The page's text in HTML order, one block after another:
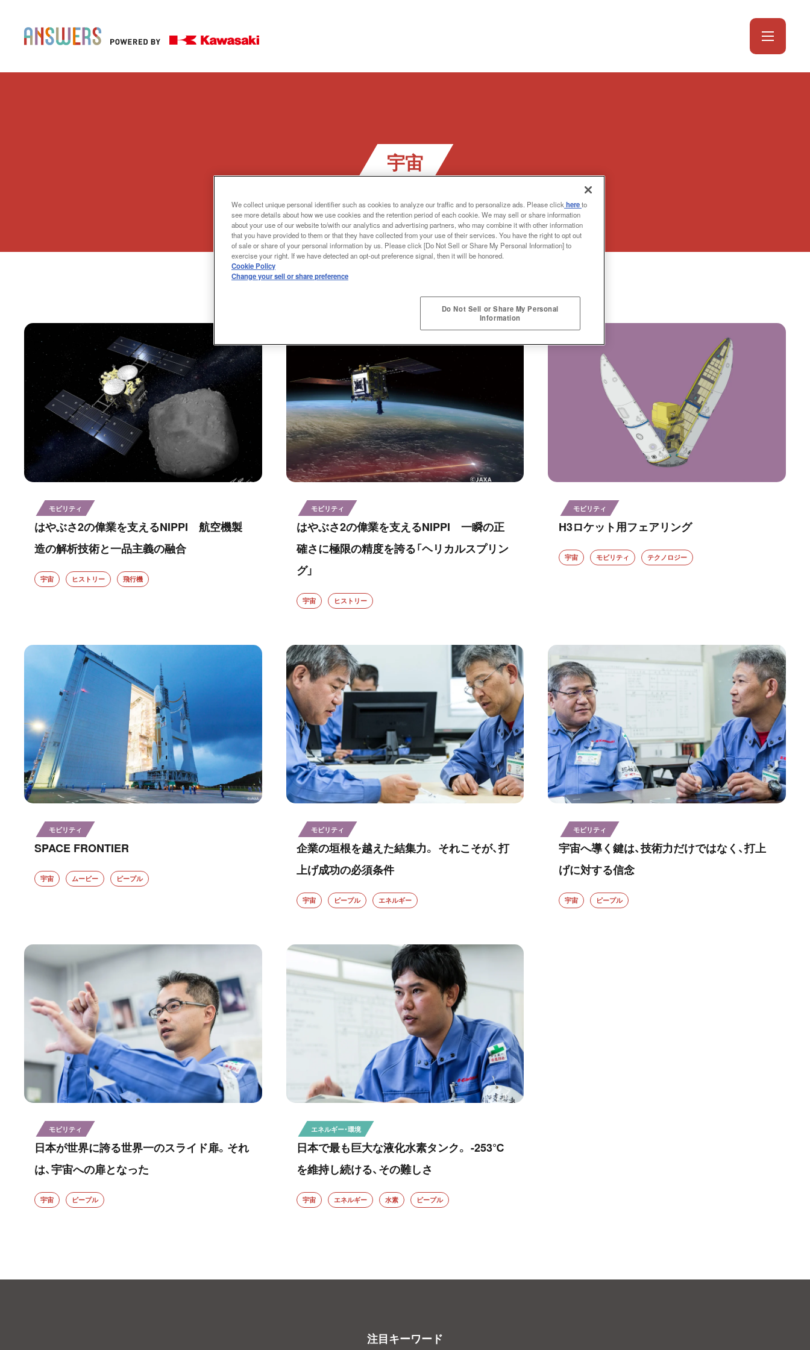
宇宙
モビリティ
はやぶさ2の偉業を支えるNIPPI 航空機製
造の解析技術と一品主義の融合
宇宙 ヒストリー 飛行機
モビリティ
はやぶさ2の偉業を支えるNIPPI 一瞬の正
確さに極限の精度を誇る「ヘリカルスプリン
グ」
宇宙 ヒストリー
モビリティ
H3ロケット用フェアリング
宇宙 モビリティ テクノロジー
モビリティ
SPACE FRONTIER
宇宙 ムービー ピープル
モビリティ
企業の垣根を越えた結集力。 それこそが、打
上げ成功の必須条件
宇宙 ピープル エネルギー
モビリティ
宇宙へ導く鍵は、技術力だけではなく、打上
げに対する信念
宇宙 ピープル
モビリティ
日本が世界に誇る世界一のスライド扉。それ
は、宇宙への扉となった
宇宙 ピープル
エネルギー・環境
日本で最も巨大な液化水素タンク。 -253℃
を維持し続ける、その難しさ
宇宙 エネルギー 水素 ピープル
注目キーワード
We collect unique personal identifier such as cookies to analyze our traffic and to personalize ads. Please click hereto
see more details about how we use cookies and the retention period of each cookie. We may sell or share information
about your use of our website to/with our analytics and advertising partners, who may combine it with other information
that you have provided to them or that they have collected from your use of their services. You have the right to opt out
of sale or share of your personal information by us. Please click [Do Not Sell or Share My Personal Information] to
exercise your right. If we have detected an opt-out preference signal, then it will be honored.
Cookie Policy
Change your sell or share preference
Do Not Sell or Share My Personal
Information